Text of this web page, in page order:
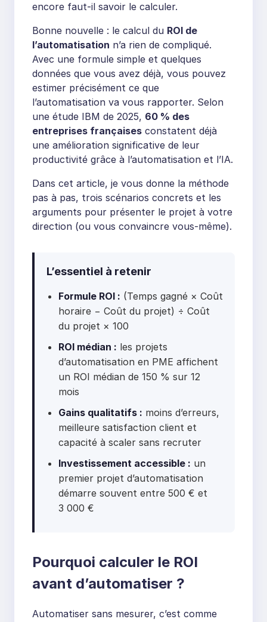
encore faut-il savoir le calculer.
Bonne nouvelle : le calcul du ROI de
l’automatisation n’a rien de compliqué.
Avec une formule simple et quelques
données que vous avez déjà, vous pouvez
estimer précisément ce que
l’automatisation va vous rapporter. Selon
une étude IBM de 2025, 60 % des
entreprises françaises constatent déjà
une amélioration significative de leur
productivité grâce à l’automatisation et l’IA.
Dans cet article, je vous donne la méthode
pas à pas, trois scénarios concrets et les
arguments pour présenter le projet à votre
direction (ou vous convaincre vous-même).
L’essentiel à retenir
Formule ROI : (Temps gagné × Coût
horaire − Coût du projet) ÷ Coût
du projet × 100
ROI médian : les projets
d’automatisation en PME affichent
un ROI médian de 150 % sur 12
mois
Gains qualitatifs : moins d’erreurs,
meilleure satisfaction client et
capacité à scaler sans recruter
Investissement accessible : un
premier projet d’automatisation
démarre souvent entre 500 € et
3 000 €
Pourquoi calculer le ROI
avant d’automatiser ?
Automatiser sans mesurer, c’est comme